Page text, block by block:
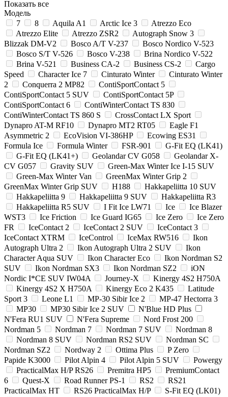
Показать все
Модель
7
8 Aquila A1 Arctic Ice 3
Atrezzo Eco
Atrezzo Elite
Atrezzo ZSR2
Autograph Snow 3
Blizzak DM-V2
Bosco A/T V-237
Bosco Nordico V-523
Bosco S/T V-526
Bosco V-238
Brina Nordico V-522
Brina V-521
Business CA-2 Business CS-2
Cargo
Speed
Character Ice 7 Cinturato Winter
Cinturato Winter
2
Conquerra 2 MP82
ContiSportContact 5
ContiSportContact 5 SUV
ContiSportContact 5P
ContiSportContact 6
ContiWinterContact TS 830
ContiWinterContact TS 860 S
CrossContact LX Sport
Dynapro AT-M RF10
Dynapro MT2 RT05
Eagle F1
Asymmetric 2
EcoVision VI-386HP
Ecowing ES31
Formula Ice
Formula Winter FSR-901
G-Fit EQ (LK41)
G-Fit EQ (LK41+)
Geolandar CV G058
Geolandar X-
CV G057
Gravity SUV
Green-Max Winter Ice I-15 SUV
Green-Max Winter Van
GreenMax Winter Grip 2
GreenMax Winter Grip SUV
H188
Hakkapeliitta 10 SUV
Hakkapeliitta 9
Hakkapeliitta 9 SUV
Hakkapeliitta R3
Hakkapeliitta R5 SUV
I Fit Ice LW71 Ice
Ice Blazer
WST3
Ice Friction Ice Guard IG65 Ice Zero
Ice Zero
FR
IceContact 2 IceContact 2 SUV
IceContact 3
IceContact XTRM
IceControl IceMax RW516
Ikon
Autograph Ultra 2
Ikon Autograph Ultra 2 SUV
Ikon
Character Aqua SUV
Ikon Character Eco
Ikon Nordman S2
SUV
Ikon Nordman SX3 Ikon Nordman SZ2
iON
Nordic I*CE SUV IW04A
Journey-X
Kinergy 4S2 H750A
Kinergy 4S2 X H750A
Kinergy Eco 2 K435
Latitude
Sport 3
Leone L1 MP-30 Sibir Ice 2
MP-47 Hectorra 3
MP30
MP30 Sibir Ice 2 SUV
N'Blue HD Plus
N'Fera RU1 SUV
N'Fera Supreme
Nord Frost 200
Nordman 5
Nordman 7 Nordman 7 SUV
Nordman 8
Nordman 8 SUV
Nordman RS2 SUV
Nordman SC
Nordman SZ2
Nordway 2 Ottima Plus
P Zero
Papide K3000
Pilot Alpin 4 Pilot Alpin 5 SUV
Powergy
PracticalMax H/P RS26
Premitra HP5
PremiumContact
6
Quest-X Road Runner PS-1 RS2
RS21
PracticalMax HT
RS26 PracticalMax H/P
S-Fit EQ (LK01)